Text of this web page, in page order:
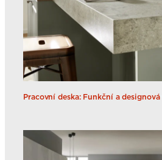
Pracovní deska: Funkční a